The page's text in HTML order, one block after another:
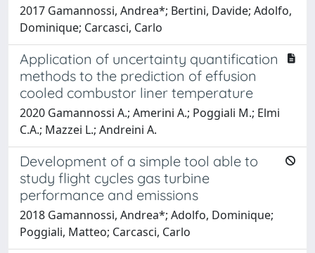
2017 Gamannossi, Andrea*; Bertini, Davide; Adolfo,
Dominique; Carcasci, Carlo
Application of uncertainty quantification
methods to the prediction of effusion
cooled combustor liner temperature
2020 Gamannossi A.; Amerini A.; Poggiali M.; Elmi
C.A.; Mazzei L.; Andreini A.
Development of a simple tool able to
study flight cycles gas turbine
performance and emissions
2018 Gamannossi, Andrea*; Adolfo, Dominique;
Poggiali, Matteo; Carcasci, Carlo